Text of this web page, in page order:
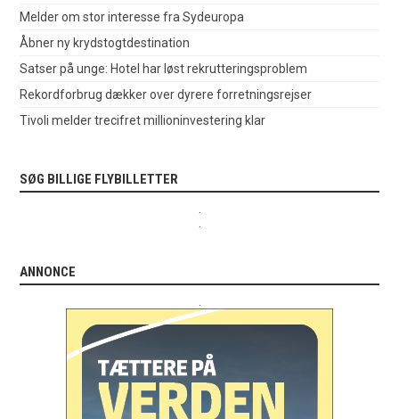
Melder om stor interesse fra Sydeuropa
Åbner ny krydstogtdestination
Satser på unge: Hotel har løst rekrutteringsproblem
Rekordforbrug dækker over dyrere forretningsrejser
Tivoli melder trecifret millioninvestering klar
SØG BILLIGE FLYBILLETTER
.
.
ANNONCE
.